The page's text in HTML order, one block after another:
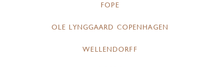
FOPE
OLE LYNGGAARD COPENHAGEN
WELLENDORFF